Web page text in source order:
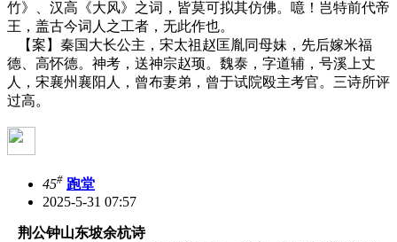
竹》、汉高《大风》之词，皆莫可拟其仿佛。噫！岂特前代帝
王，盖古今词人之工者，无此作也。
【案】秦国大长公主，宋太祖赵匡胤同母妹，先后嫁米福
德、高怀德。神考，送神宗赵顼。魏泰，字道辅，号溪上丈
人，宋襄州襄阳人，曾布妻弟，曾于试院殴主考官。三诗所评
过高。
45# 跑堂
2025-5-31 07:57
荆公钟山东坡余杭诗